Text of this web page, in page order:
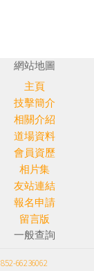
網站地圖
主頁
技擊簡介
相關介紹
道場資料
會員資歷
相片集
友站連結
報名申請
留言版
一般查詢
852-66236062